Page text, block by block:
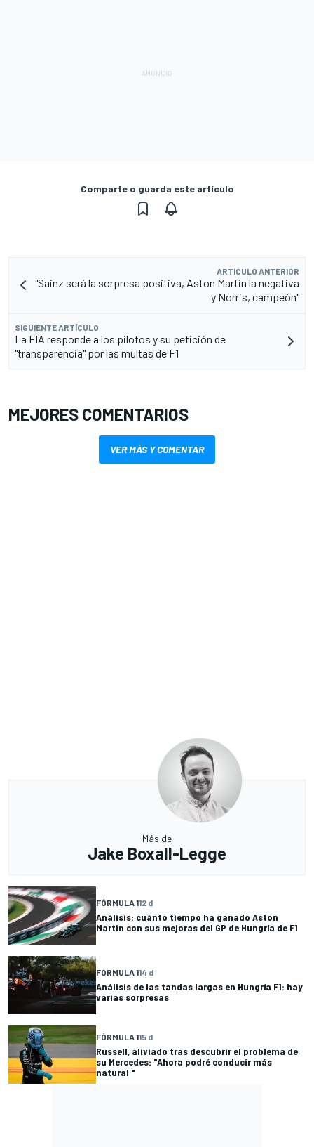
Comparte o guarda este artículo
ARTÍCULO ANTERIOR
"Sainz será la sorpresa positiva, Aston Martin la negativa
y Norris, campeón"
SIGUIENTE ARTÍCULO
La FIA responde a los pilotos y su petición de
"transparencia" por las multas de F1
MEJORES COMENTARIOS
VER MÁS Y COMENTAR
Más de
Jake Boxall-Legge
FÓRMULA 112 d
Análisis: cuánto tiempo ha ganado Aston
Martin con sus mejoras del GP de Hungría de F1
FÓRMULA 114 d
Análisis de las tandas largas en Hungría F1: hay
varias sorpresas
FÓRMULA 115 d
Russell, aliviado tras descubrir el problema de
su Mercedes: "Ahora podré conducir más
natural "